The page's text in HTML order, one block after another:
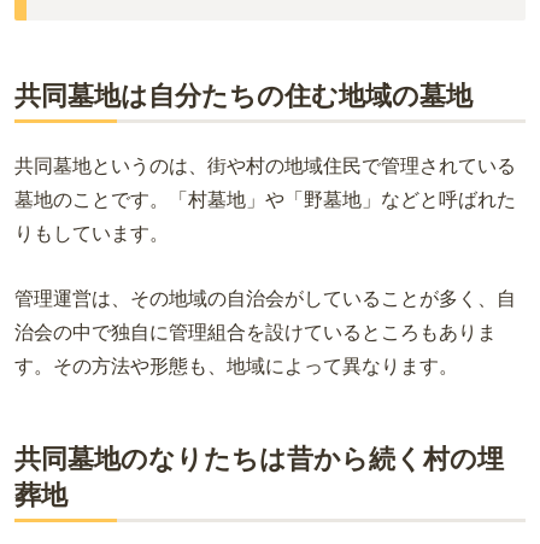
共同墓地は自分たちの住む地域の墓地
共同墓地というのは、街や村の地域住民で管理されている
墓地のことです。「村墓地」や「野墓地」などと呼ばれた
りもしています。
管理運営は、その地域の自治会がしていることが多く、自
治会の中で独自に管理組合を設けているところもありま
す。その方法や形態も、地域によって異なります。
共同墓地のなりたちは昔から続く村の埋
葬地